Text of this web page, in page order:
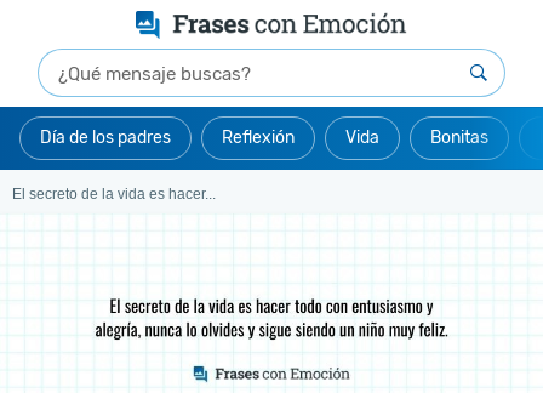
Día de los padres Reflexión Vida Bonitas
El secreto de la vida es hacer...